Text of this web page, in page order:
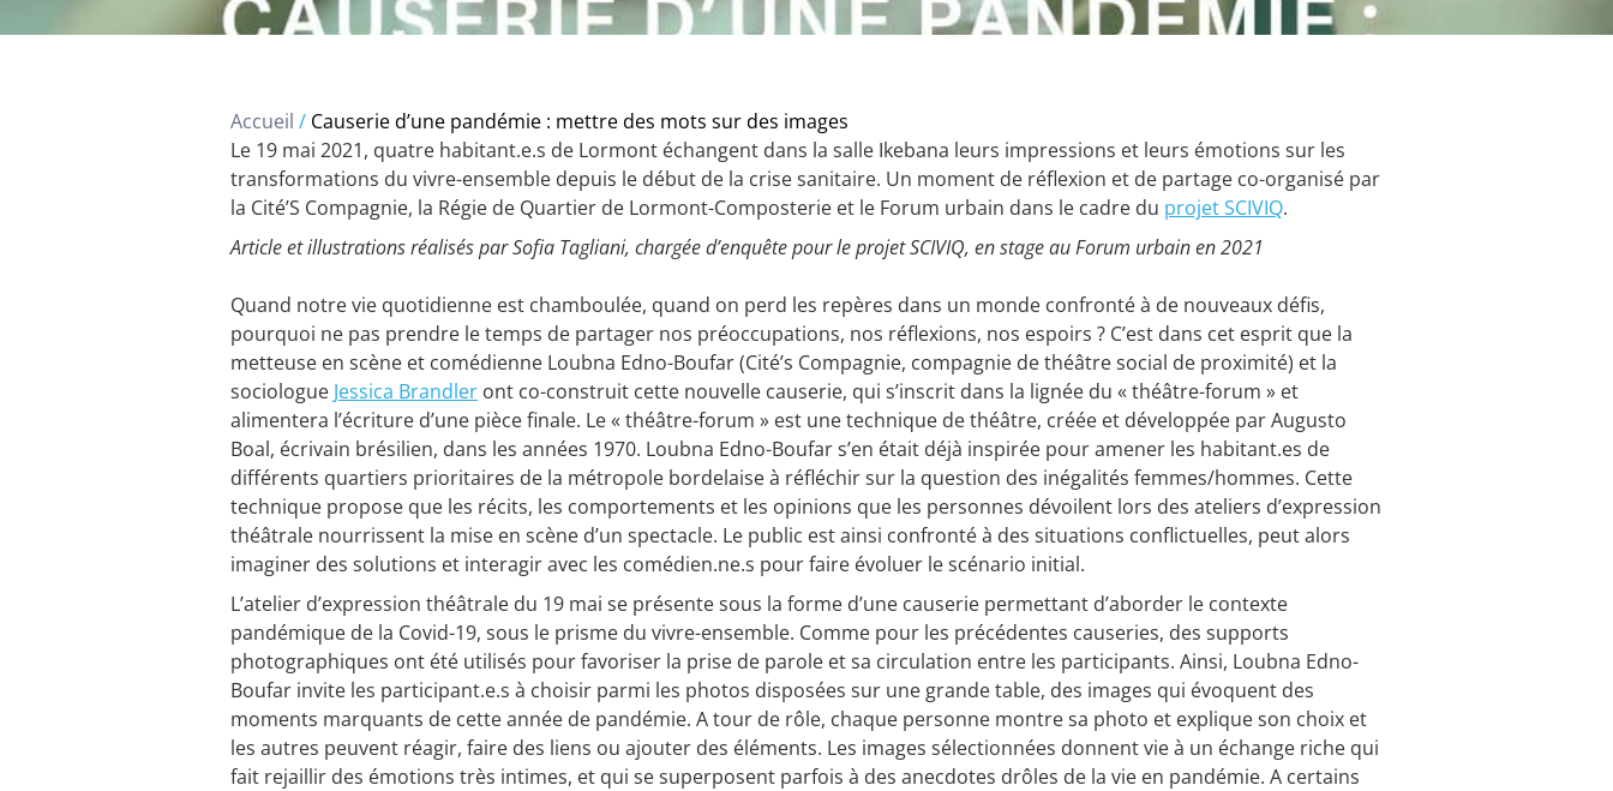
Accueil / Causerie d’une pandémie : mettre des mots sur des images
Le 19 mai 2021, quatre habitant.e.s de Lormont échangent dans la salle Ikebana leurs impressions et leurs émotions sur les
transformations du vivre-ensemble depuis le début de la crise sanitaire. Un moment de réflexion et de partage co-organisé par
la Cité’S Compagnie, la Régie de Quartier de Lormont-Composterie et le Forum urbain dans le cadre du projet SCIVIQ.
Article et illustrations réalisés par Sofia Tagliani, chargée d’enquête pour le projet SCIVIQ, en stage au Forum urbain en 2021
Quand notre vie quotidienne est chamboulée, quand on perd les repères dans un monde confronté à de nouveaux défis,
pourquoi ne pas prendre le temps de partager nos préoccupations, nos réflexions, nos espoirs ? C’est dans cet esprit que la
metteuse en scène et comédienne Loubna Edno-Boufar (Cité’s Compagnie, compagnie de théâtre social de proximité) et la
sociologue Jessica Brandler ont co-construit cette nouvelle causerie, qui s’inscrit dans la lignée du « théâtre-forum » et
alimentera l’écriture d’une pièce finale. Le « théâtre-forum » est une technique de théâtre, créée et développée par Augusto
Boal, écrivain brésilien, dans les années 1970. Loubna Edno-Boufar s’en était déjà inspirée pour amener les habitant.es de
différents quartiers prioritaires de la métropole bordelaise à réfléchir sur la question des inégalités femmes/hommes. Cette
technique propose que les récits, les comportements et les opinions que les personnes dévoilent lors des ateliers d’expression
théâtrale nourrissent la mise en scène d’un spectacle. Le public est ainsi confronté à des situations conflictuelles, peut alors
imaginer des solutions et interagir avec les comédien.ne.s pour faire évoluer le scénario initial.
L’atelier d’expression théâtrale du 19 mai se présente sous la forme d’une causerie permettant d’aborder le contexte
pandémique de la Covid-19, sous le prisme du vivre-ensemble. Comme pour les précédentes causeries, des supports
photographiques ont été utilisés pour favoriser la prise de parole et sa circulation entre les participants. Ainsi, Loubna Edno-
Boufar invite les participant.e.s à choisir parmi les photos disposées sur une grande table, des images qui évoquent des
moments marquants de cette année de pandémie. A tour de rôle, chaque personne montre sa photo et explique son choix et
les autres peuvent réagir, faire des liens ou ajouter des éléments. Les images sélectionnées donnent vie à un échange riche qui
fait rejaillir des émotions très intimes, et qui se superposent parfois à des anecdotes drôles de la vie en pandémie. A certains